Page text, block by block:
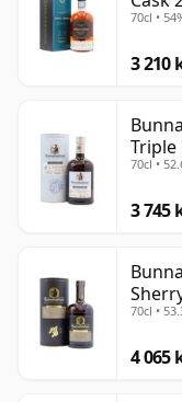
70cl •
3 210
Triple
70cl •
3 745
70cl •
4 065